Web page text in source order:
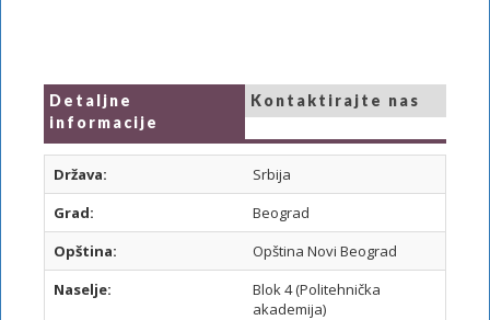
Detaljne
informacije
Kontaktirajte nas
Država:
Srbija
Grad:
Beograd
Opština:
Opština Novi Beograd
Naselje:
Blok 4 (Politehnička
akademija)